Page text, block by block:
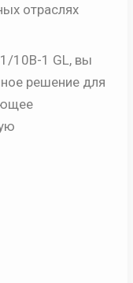
отраслях
10B-1 GL, вы
решение для